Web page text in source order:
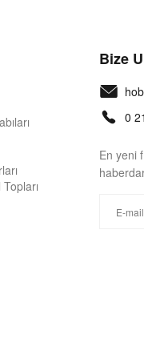
Bize
0
En yeni